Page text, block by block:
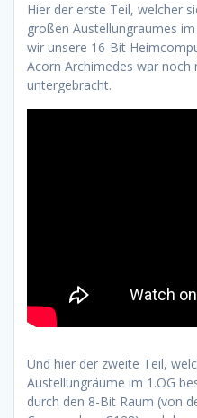
Hier der erste Teil, welcher
großen Austellungraumes
wir unsere 16-Bit
Acorn Archimedes war noch
untergebracht.
Und hier der zweite Teil,
Austellungräume im 1.OG
durch den 8-Bit Raum (von